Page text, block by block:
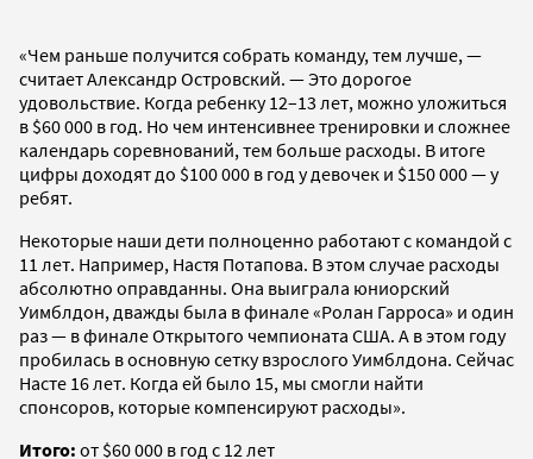
«Чем раньше получится собрать команду, тем лучше, —
считает Александр Островский. — Это дорогое
удовольствие. Когда ребенку 12–13 лет, можно уложиться
в $60 000 в год. Но чем интенсивнее тренировки и сложнее
календарь соревнований, тем больше расходы. В итоге
цифры доходят до $100 000 в год у девочек и $150 000 — у
ребят.
Некоторые наши дети полноценно работают с командой с
11 лет. Например, Настя Потапова. В этом случае расходы
абсолютно оправданны. Она выиграла юниорский
Уимблдон, дважды была в финале «Ролан Гарроса» и один
раз — в финале Открытого чемпионата США. А в этом году
пробилась в основную сетку взрослого Уимблдона. Сейчас
Насте 16 лет. Когда ей было 15, мы смогли найти
спонсоров, которые компенсируют расходы».
Итого: от $60 000 в год с 12 лет